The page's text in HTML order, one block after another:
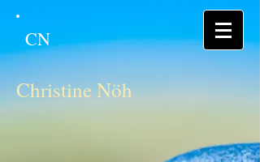
CN
Christine Nöh